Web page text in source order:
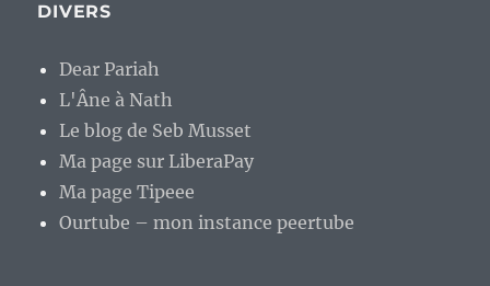
DIVERS
Dear Pariah
L'Âne à Nath
Le blog de Seb Musset
Ma page sur LiberaPay
Ma page Tipeee
Ourtube – mon instance peertube